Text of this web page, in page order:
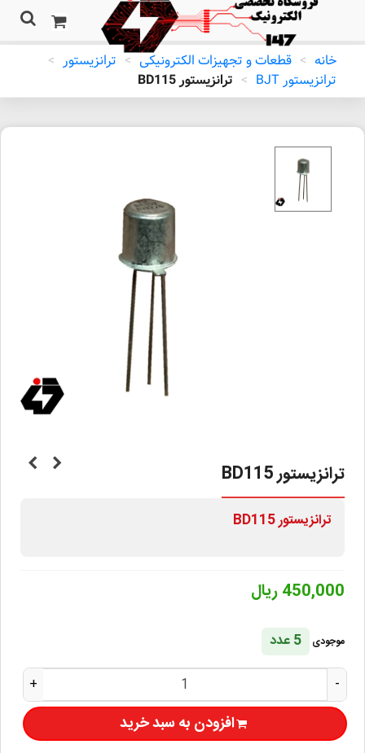
خانه > قطعات و تجهیزات الکترونیکی > ترانزیستور >
ترانزیستور BJT
> ترانزيستور BD115
ترانزيستور BD115
ترانزيستور BD115
450,000 ریال
موجودی
5 عدد
-
+
افزودن به سبد خرید